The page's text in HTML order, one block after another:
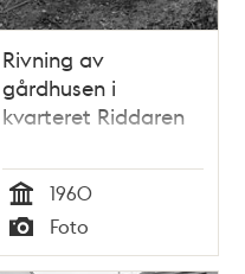
Rivning av
gårdhusen i
kvarteret Riddaren
Tid
1960
Typ
Foto